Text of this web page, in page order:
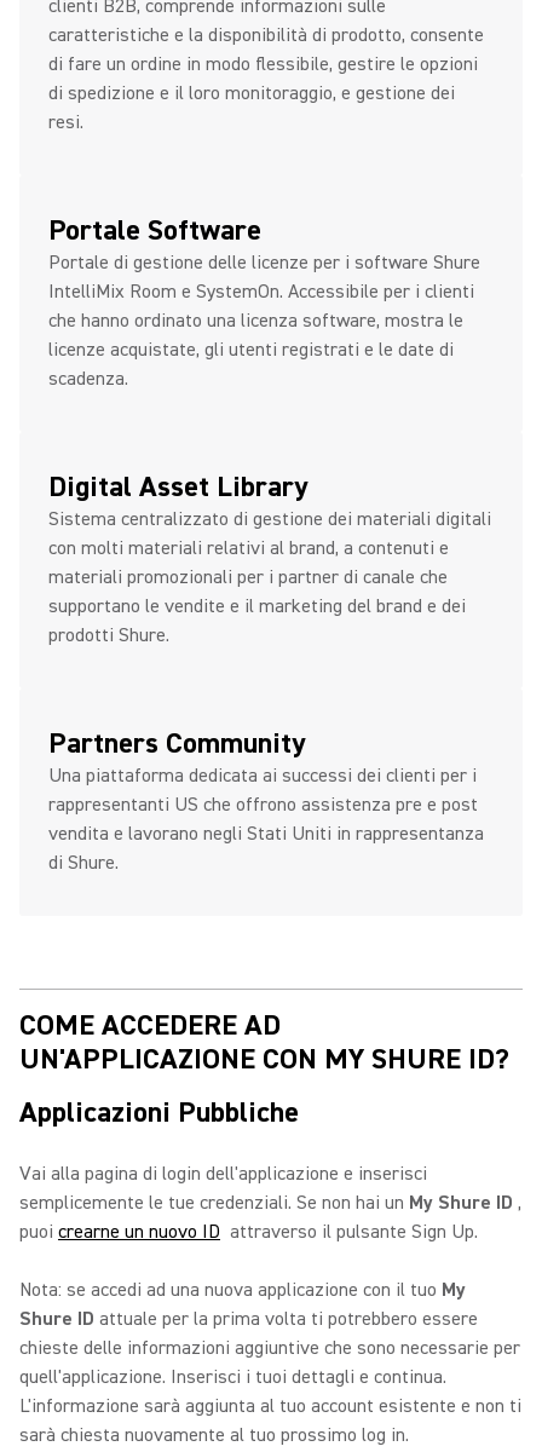
clienti B2B, comprende informazioni sulle
caratteristiche e la disponibilità di prodotto, consente
di fare un ordine in modo flessibile, gestire le opzioni
di spedizione e il loro monitoraggio, e gestione dei
resi.
Portale Software
Portale di gestione delle licenze per i software Shure
IntelliMix Room e SystemOn. Accessibile per i clienti
che hanno ordinato una licenza software, mostra le
licenze acquistate, gli utenti registrati e le date di
scadenza.
Digital Asset Library
Sistema centralizzato di gestione dei materiali digitali
con molti materiali relativi al brand, a contenuti e
materiali promozionali per i partner di canale che
supportano le vendite e il marketing del brand e dei
prodotti Shure.
Partners Community
Una piattaforma dedicata ai successi dei clienti per i
rappresentanti US che offrono assistenza pre e post
vendita e lavorano negli Stati Uniti in rappresentanza
di Shure.
COME ACCEDERE AD
UN'APPLICAZIONE CON MY SHURE ID?
Applicazioni Pubbliche
Vai alla pagina di login dell'applicazione e inserisci
semplicemente le tue credenziali. Se non hai un My Shure ID ,
puoi crearne un nuovo ID attraverso il pulsante Sign Up.
Nota: se accedi ad una nuova applicazione con il tuo My
Shure ID attuale per la prima volta ti potrebbero essere
chieste delle informazioni aggiuntive che sono necessarie per
quell'applicazione. Inserisci i tuoi dettagli e continua.
L'informazione sarà aggiunta al tuo account esistente e non ti
sarà chiesta nuovamente al tuo prossimo log in.